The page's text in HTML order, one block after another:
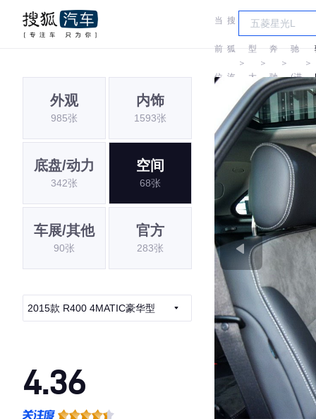
当
前
位
搜
狐
汽
车
＞
车
型
大
全
＞
奔
驰
＞
奔
驰
(进
口)
＞
外观
985张
内饰
1593张
底盘/动力
342张
空间
68张
车展/其他
90张
官方
283张
2015款 R400 4MATIC豪华型
4.36